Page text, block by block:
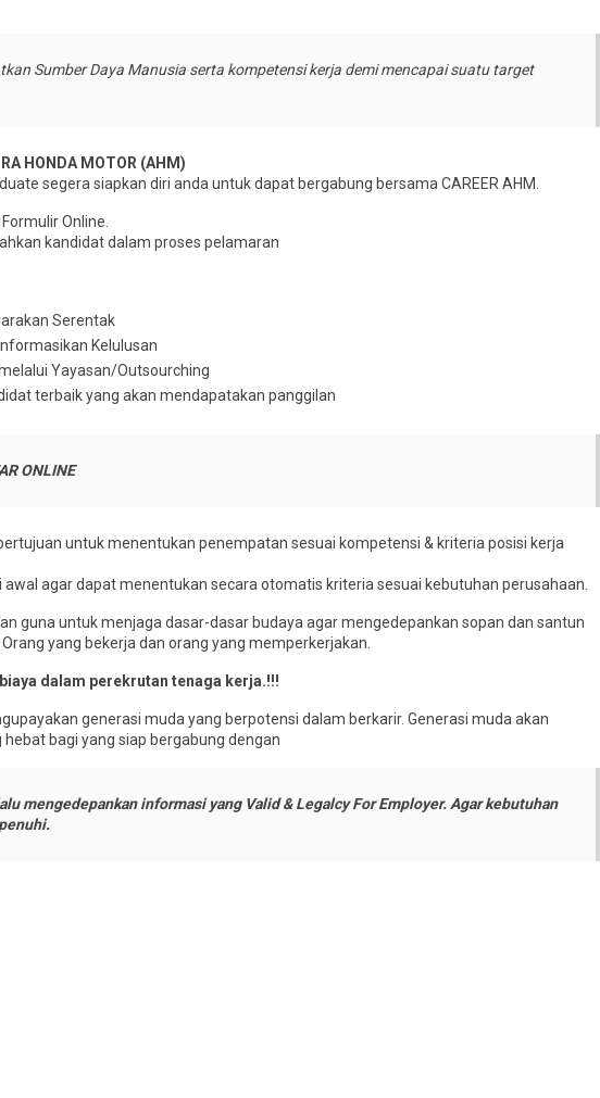
Sumber Daya Manusia serta kompetensi kerja demi mencapai suatu target
HONDA MOTOR (AHM)
segera siapkan diri anda untuk dapat bergabung bersama CAREER AHM.
Online.
kandidat dalam proses pelamaran
Serentak
Kelulusan
Yayasan/Outsourching
terbaik yang akan mendapatakan panggilan
ONLINE
untuk menentukan penempatan sesuai kompetensi & kriteria posisi kerja
agar dapat menentukan secara otomatis kriteria sesuai kebutuhan perusahaan.
guna untuk menjaga dasar-dasar budaya agar mengedepankan sopan dan santun
yang bekerja dan orang yang memperkerjakan.
dalam perekrutan tenaga kerja.!!!
generasi muda yang berpotensi dalam berkarir. Generasi muda akan
bagi yang siap bergabung dengan
mengedepankan informasi yang Valid & Legalcy For Employer. Agar kebutuhan